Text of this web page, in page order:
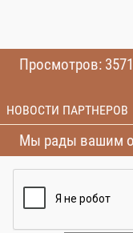
Просмотров: 3571
НОВОСТИ ПАРТНЕРОВ
Мы рады вашим